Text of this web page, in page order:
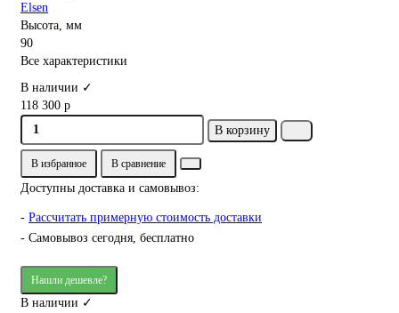
Elsen
Высота, мм
90
Все характеристики
В наличии ✓
118 300 р
В корзину
В избранное В сравнение
Доступны доставка и самовывоз:
- Рассчитать примерную стоимость доставки
- Самовывоз сегодня, бесплатно
Нашли дешевле?
В наличии ✓